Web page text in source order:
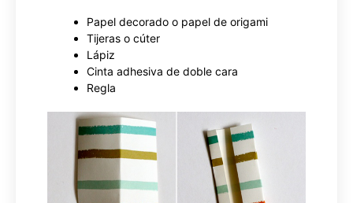
Papel decorado o papel de origami
Tijeras o cúter
Lápiz
Cinta adhesiva de doble cara
Regla